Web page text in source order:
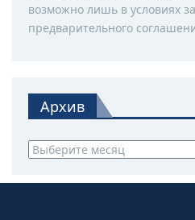
возможно лишь в условиях
предварительного
Архив
Архив